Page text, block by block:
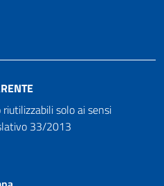
solo ai sensi
33/2013